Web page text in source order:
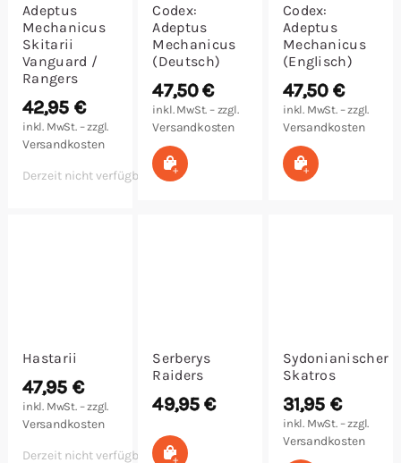
Adeptus
Mechanicus
Skitarii
Vanguard /
Rangers
42,95 €
inkl. MwSt. – zzgl.
Versandkosten
Derzeit nicht verfügbar
Codex:
Adeptus
Mechanicus
(Deutsch)
47,50€
inkl. MwSt. – zzgl.
Versandkosten
In den Warenkorb
Codex:
Adeptus
Mechanicus
(Englisch)
47,50 €
inkl. MwSt. – zzgl.
Versandkosten
In den
Hastarii
47,95 €
inkl. MwSt. – zzgl.
Versandkosten
Derzeit nicht verfügbar
Serberys
Raiders
49,95€
In den Warenkorb
Sydonianischer
Skatros
31,95 €
inkl. MwSt. – zzgl.
Versandkosten